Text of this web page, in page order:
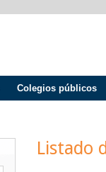
Colegios públicos
Listado